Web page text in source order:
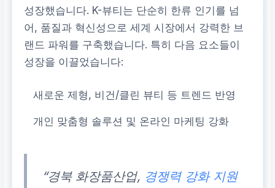
성장했습니다. K-뷰티는 단순히 한류 인기를 넘
어, 품질과 혁신성으로 세계 시장에서 강력한 브
랜드 파워를 구축했습니다. 특히 다음 요소들이
성장을 이끌었습니다:
새로운 제형, 비건/클린 뷰티 등 트렌드 반영
개인 맞춤형 솔루션 및 온라인 마케팅 강화
“경북 화장품산업, 경쟁력 강화 지원